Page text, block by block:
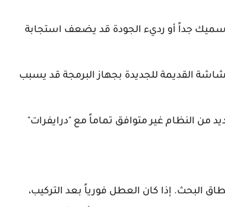
سميك جداً أو رديء الجودة قد يضعف استجابة
القديمة للجديدة بجهاز البرمجة قد يسبب
من النظام غير متوافق تماماً مع "درايفرات"
البحث. إذا كان العطل فورياً بعد التركيب،